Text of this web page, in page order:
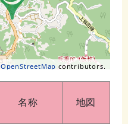
OpenStreetMap contributors.
名称 地図